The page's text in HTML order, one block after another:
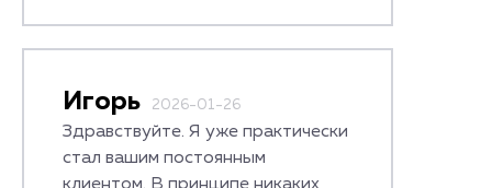
Игорь 2026-01-26
Здравствуйте. Я уже практически
стал вашим постоянным